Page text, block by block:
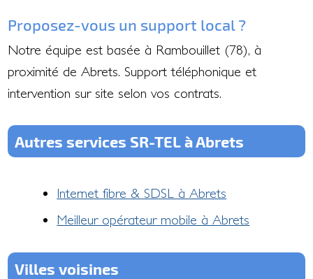
Proposez-vous un support local ?
Notre équipe est basée à Rambouillet (78), à
proximité de Abrets. Support téléphonique et
intervention sur site selon vos contrats.
Autres services SR-TEL à Abrets
Internet fibre & SDSL à Abrets
Meilleur opérateur mobile à Abrets
Villes voisines